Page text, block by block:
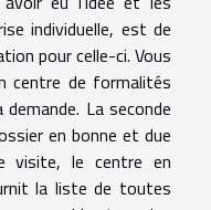
individuelle, est de
pour celle-ci. Vous
centre de formalités
La seconde
en bonne et due
visite, le centre en
la liste de toutes